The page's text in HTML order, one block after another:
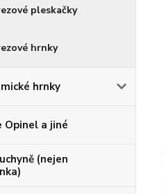
pleskačky
hrnky
hrnky
Opinel a jiné
(nejen